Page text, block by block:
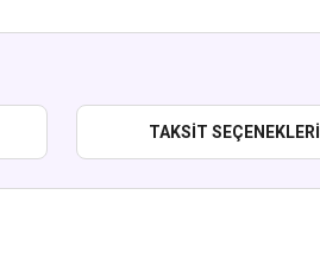
TAKSIT SEÇENEKLERI